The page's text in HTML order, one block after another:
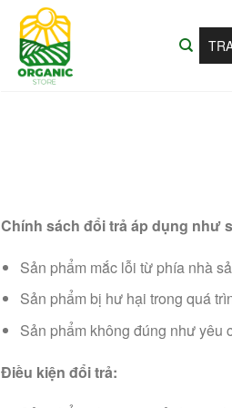
Chính sách đổi trả áp dụng như
Sản phẩm mắc lỗi từ phía nhà
Sản phẩm bị hư hại trong quá
Sản phẩm không đúng như yêu
Điều kiện đổi trả: